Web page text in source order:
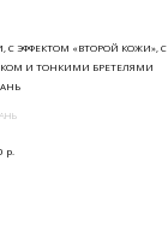
ЭФФЕКТОМ «ВТОРОЙ КОЖИ», С
И ТОНКИМИ БРЕТЕЛЯМИ
р.